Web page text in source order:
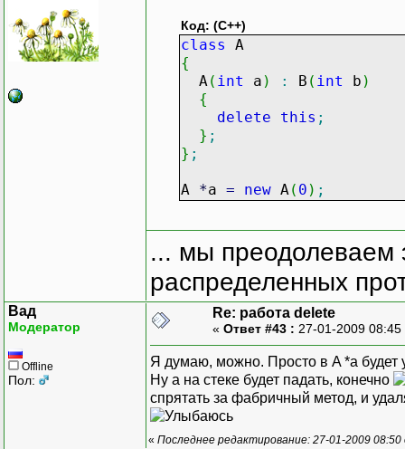
Код: (C++)
class
A
{
A ( int a ) : B ( int b )
{
delete
this ;
} ;
} ;
A *a = new A ( 0 ) ;
... мы преодолеваем
распределенных
Вад
Модератор
Offline
Пол:
Re: работа delete
« Ответ #43 : 27-01-2009
Я думаю, можно. Просто в A *a будет
Ну а на стеке будет падать, конечно
спрятать за фабричный метод, и
« Последнее редактирование: 27-01-2009